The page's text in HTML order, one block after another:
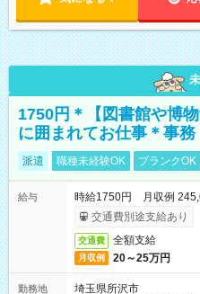
1750円＊【図書館や博
に囲まれてお仕事＊事務
派遣 職種未経験OK ブランクOK
給与
時給1750円 月収例
交通費別途支給あり
交通費 全額支給
月収例 20～25万円
勤務地
埼玉県所沢市